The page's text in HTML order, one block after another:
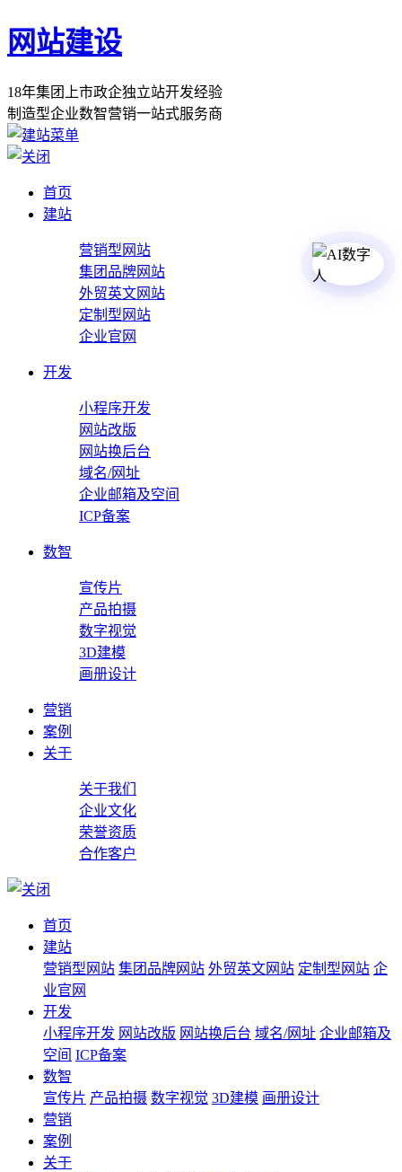
网站建设
18年集团 上市政企独立站开发经验
制 造型企业数智营销一站式服务商
首页
建站
营销型网站
集团品牌网站
外贸英文网站
定制型网站
企业官网
开发
小程序开发
网站改版
网站换后台
域名/网址
企业邮箱及空间
ICP备案
数智
宣传片
产品拍摄
数字视觉
3D建模
画册设计
营销
案例
关于
关于我们
企业文化
荣誉资质
合作客户
首页
建站
营销型网站 集团品牌网站 外贸英文网站 定制型网站 企
业官网
开发
小程序开发 网站改版 网站换后台 域名/网址 企业邮箱及
空间 ICP备案
数智
宣传片 产品拍摄 数字视觉 3D建模 画册设计
营销
案例
关于